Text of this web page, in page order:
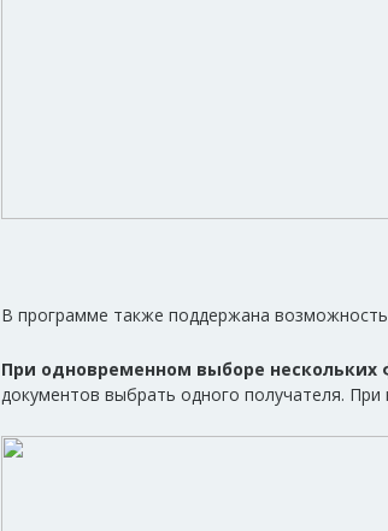
В программе также поддержана
При одновременном выборе нескольких
документов выбрать одного получателя.